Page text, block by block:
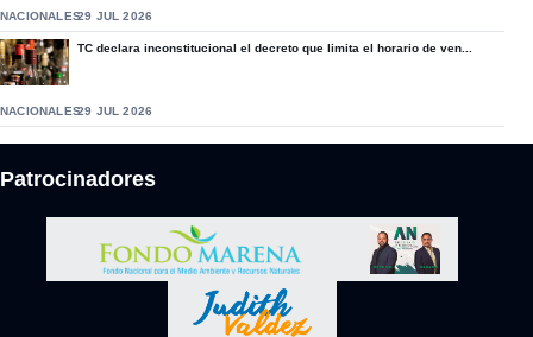
NACIONALES29 JUL 2026
TC declara inconstitucional el decreto que limita el horario de ven...
NACIONALES29 JUL 2026
Patrocinadores